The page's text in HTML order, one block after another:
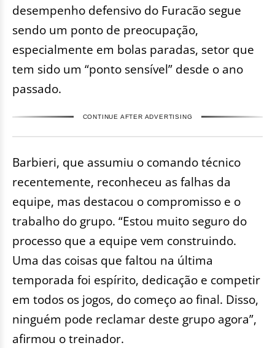
desempenho defensivo do Furacão segue
sendo um ponto de preocupação,
especialmente em bolas paradas, setor que
tem sido um “ponto sensível” desde o ano
passado.
CONTINUE AFTER ADVERTISING
Barbieri, que assumiu o comando técnico
recentemente, reconheceu as falhas da
equipe, mas destacou o compromisso e o
trabalho do grupo. “Estou muito seguro do
processo que a equipe vem construindo.
Uma das coisas que faltou na última
temporada foi espírito, dedicação e competir
em todos os jogos, do começo ao final. Disso,
ninguém pode reclamar deste grupo agora”,
afirmou o treinador.